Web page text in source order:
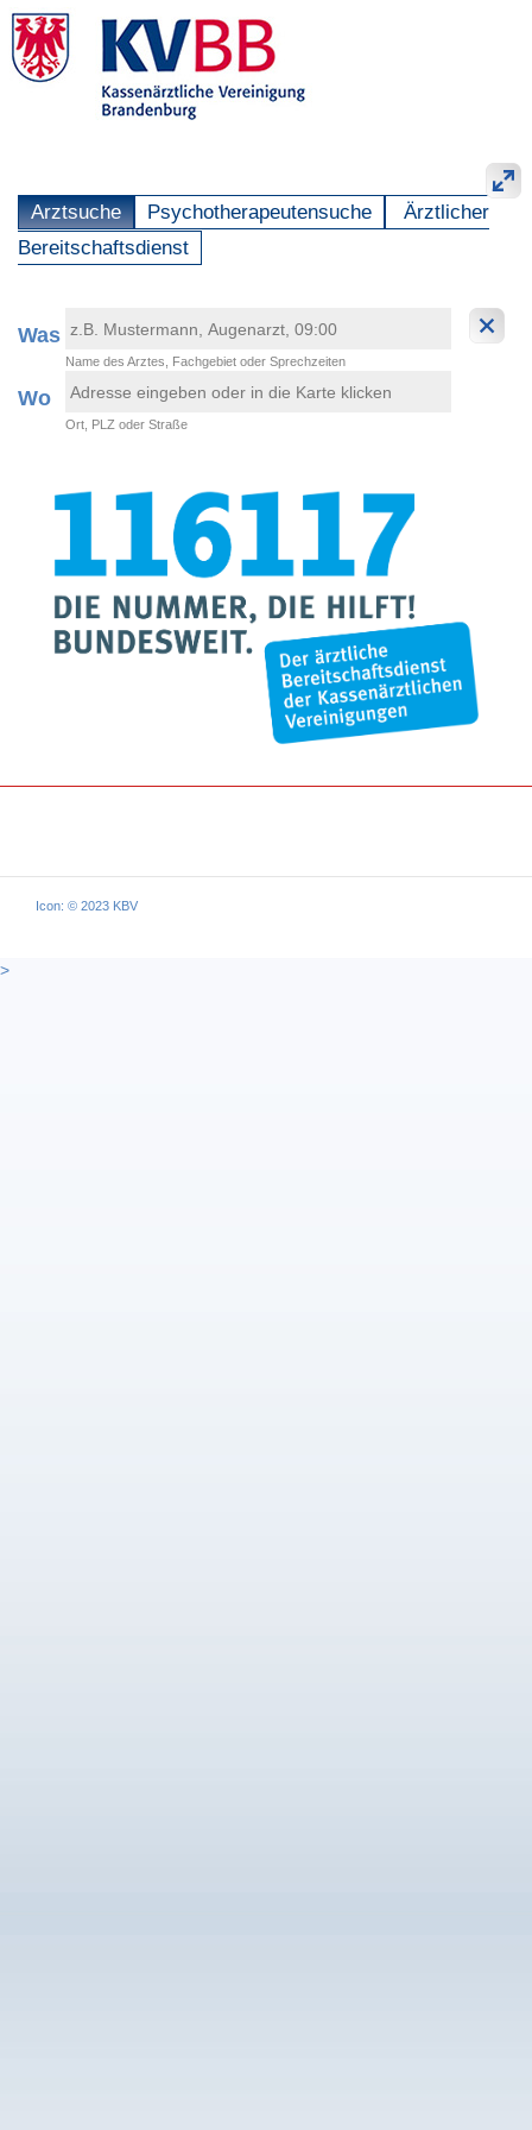
Arztsuche Psychotherapeutensuche
Ärztlicher
Bereitschaftsdienst
Was
Name des Arztes, Fachgebiet oder Sprechzeiten
Wo
Ort, PLZ oder Straße
Icon: © 2023 KBV
>